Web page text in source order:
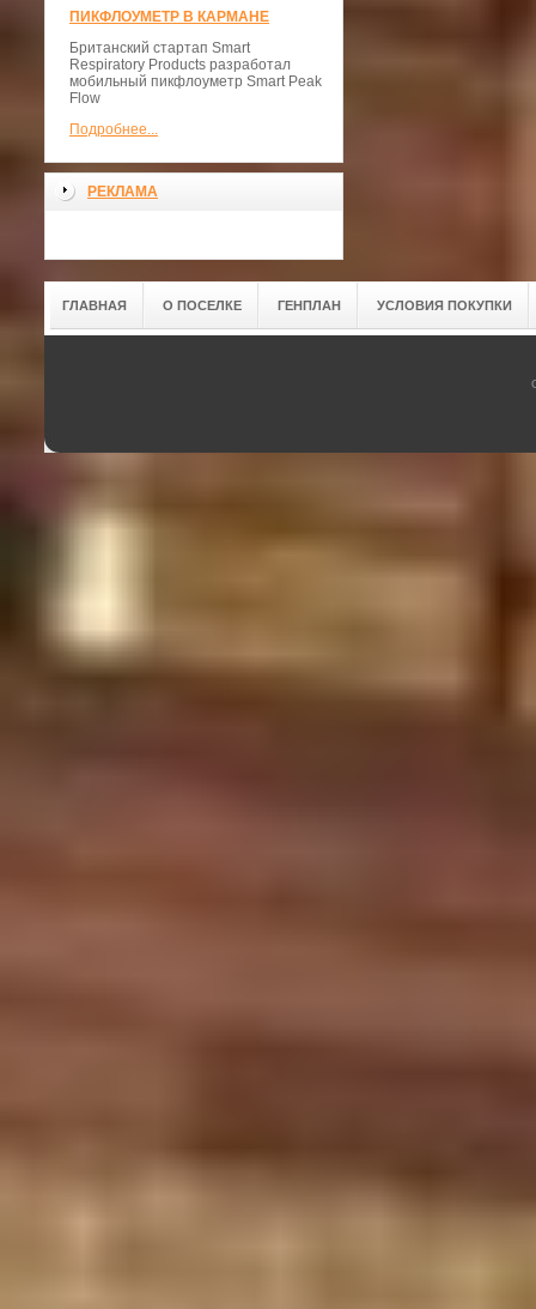
ПИКФЛОУМЕТР В КАРМАНЕ
Британский стартап Smart
Respiratory Products разработал
мобильный пикфлоуметр Smart Peak
Flow
Подробнее...
РЕКЛАМА
ГЛАВНАЯ О ПОСЕЛКЕ ГЕНПЛАН УСЛОВИЯ ПОКУПКИ